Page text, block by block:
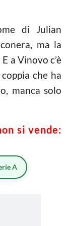
di Julian
ma la
a Vinovo c’è
che ha
manca solo
si vende:
A